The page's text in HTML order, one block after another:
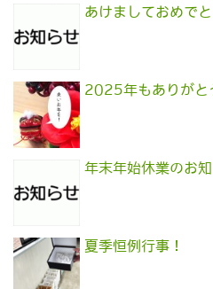
あけましておめで
2025年もありがと
年末年始休業のお
夏季恒例行事！